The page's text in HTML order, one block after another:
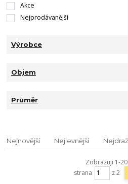
Akce
Nejprodávanější
Výrobce
Objem
Průměr
Nejnovější Nejlevnější
Zobrazuji 1-20
strana
z 2